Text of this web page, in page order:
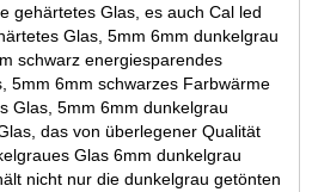
gehärtetes Glas, es auch Cal led
Glas, 5mm 6mm dunkelgrau
schwarz energiesparendes
5mm 6mm schwarzes Farbwärme
Glas, 5mm 6mm dunkelgrau
das von überlegener Qualität
Glas 6mm dunkelgrau
nicht nur die dunkelgrau getönten